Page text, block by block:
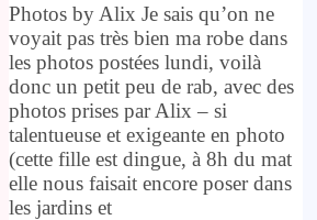
Photos by Alix Je sais qu’on ne
voyait pas très bien ma robe dans
les photos postées lundi, voilà
donc un petit peu de rab, avec des
photos prises par Alix – si
talentueuse et exigeante en photo
(cette fille est dingue, à 8h du mat
elle nous faisait encore poser dans
les jardins et